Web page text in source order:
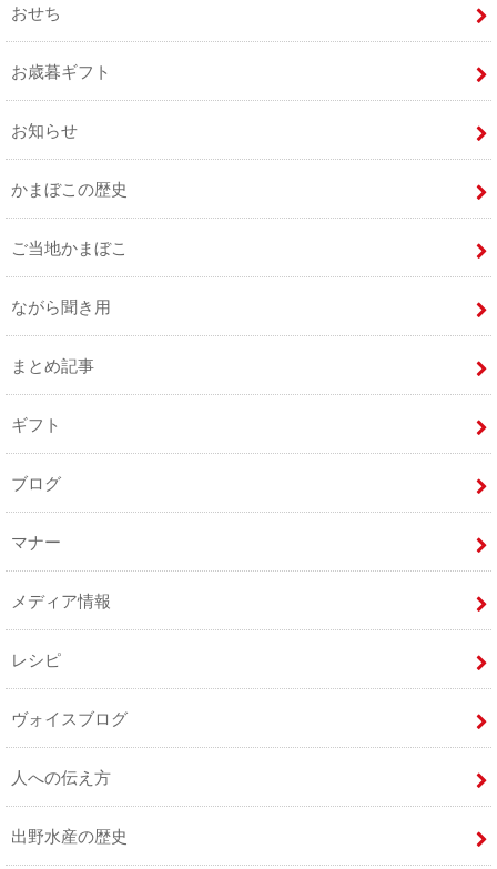
おせち
お歳暮ギフト
お知らせ
かまぼこの歴史
ご当地かまぼこ
ながら聞き用
まとめ記事
ギフト
ブログ
マナー
メディア情報
レシピ
ヴォイスブログ
人への伝え方
出野水産の歴史